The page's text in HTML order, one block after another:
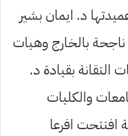
د. ايمان بشير
ناجحة بالخارج وهيات
التقانة بقيادة د.
والكليات
افتتحت افرعا